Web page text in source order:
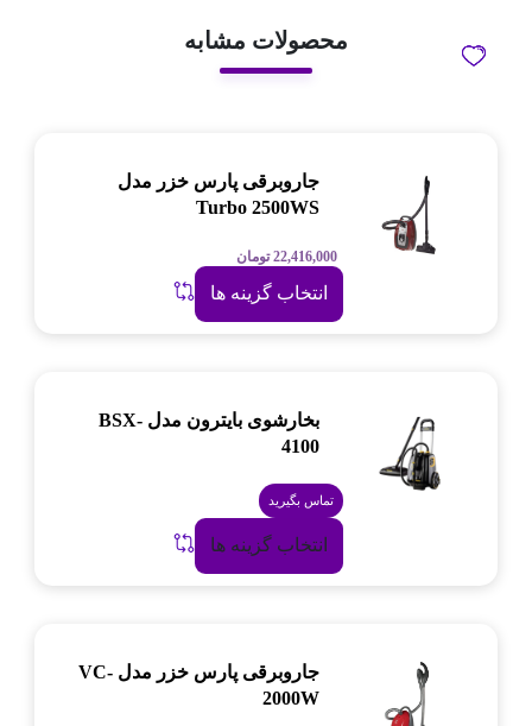
محصولات مشابه
جاروبرقی پارس خزر مدل
Turbo 2500WS
22,416,000 تومان
انتخاب گزینه ها
بخارشوی بایترون مدل BSX-
4100
تماس بگیرید
انتخاب گزینه ها
جاروبرقی پارس خزر مدل VC-
2000W